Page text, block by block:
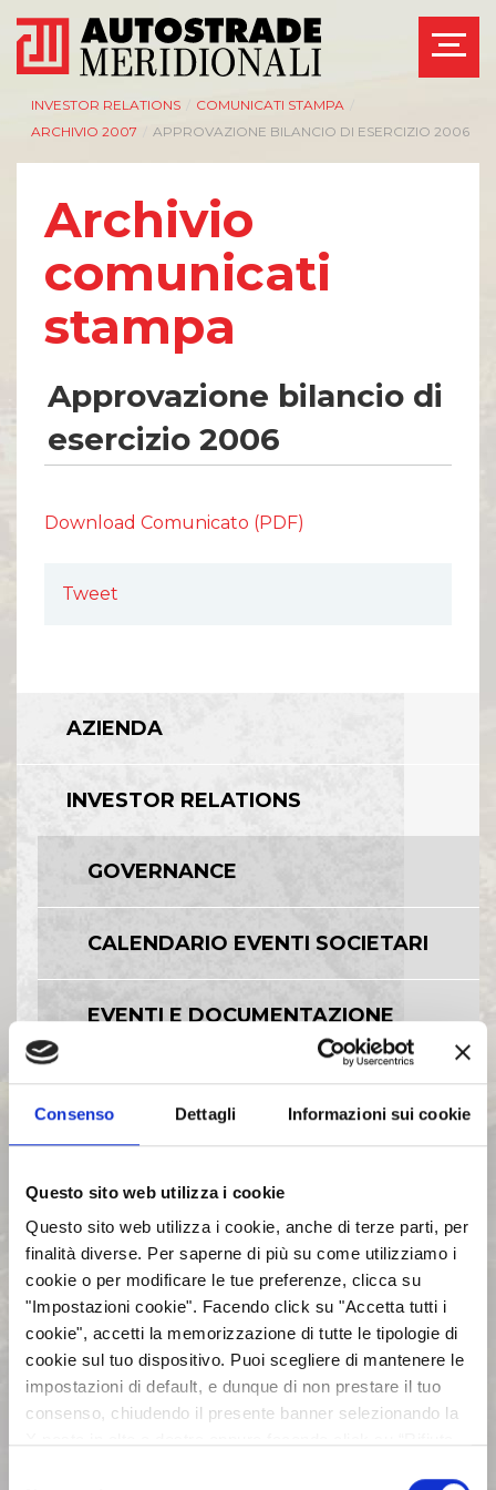
Consenso Dettagli Informazioni sui cookie
Questo sito web utilizza i cookie
Questo sito web utilizza i cookie, anche di terze parti, per
finalità diverse. Per saperne di più su come utilizziamo i
cookie o per modificare le tue preferenze, clicca su
"Impostazioni cookie". Facendo click su "Accetta tutti i
cookie", accetti la memorizzazione di tutte le tipologie di
cookie sul tuo dispositivo. Puoi scegliere di mantenere le
impostazioni di default, e dunque di non prestare il tuo
consenso, chiudendo il presente banner selezionando la
INVESTOR RELATIONS COMUNICATI STAMPA
ARCHIVIO 2007
APPROVAZIONE BILANCIO DI ESERCIZIO 2006
Archivio
comunicati
stampa
Approvazione bilancio di
esercizio 2006
Download Comunicato (PDF)
Tweet
AZIENDA
INVESTOR RELATIONS
GOVERNANCE
CALENDARIO EVENTI SOCIETARI
EVENTI E DOCUMENTAZIONE
BILANCI E RELAZIONI
INTERMEDIE
COMUNICATI STAMPA
ARCHIVIO 2017
ARCHIVIO 2016